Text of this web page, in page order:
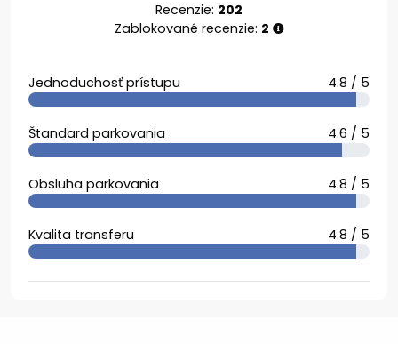
Recenzie: 202
Zablokované recenzie: 2
Jednoduchosť prístupu 4.8 / 5
Štandard parkovania 4.6 / 5
Obsluha parkovania 4.8 / 5
Kvalita transferu 4.8 / 5